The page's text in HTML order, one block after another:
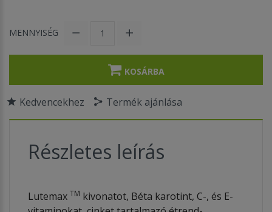
MENNYISÉG
KOSÁRBA
Kedvencekhez Termék ajánlása
Részletes leírás
Lutemax TM kivonatot, Béta karotint, C-, és E-